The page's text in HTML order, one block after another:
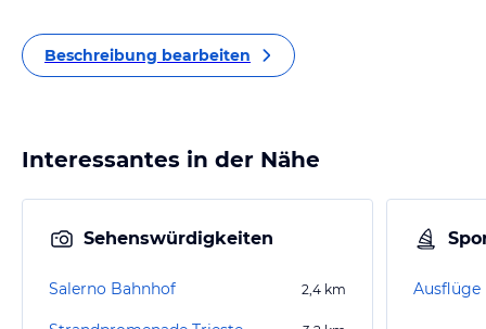
Beschreibung bearbeiten
Interessantes in der Nähe
Sehenswürdigkeiten
Salerno Bahnhof 2,4 km